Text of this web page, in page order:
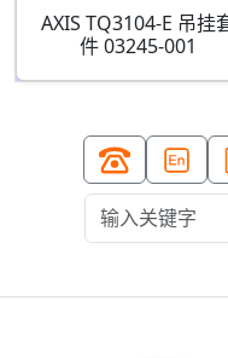
AXIS TQ3104-E 吊挂
件 03245-001